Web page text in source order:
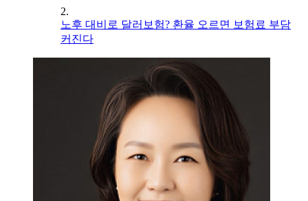
2.
노후 대비로 달러보험? 환율 오르면 보험료 부담
커진다